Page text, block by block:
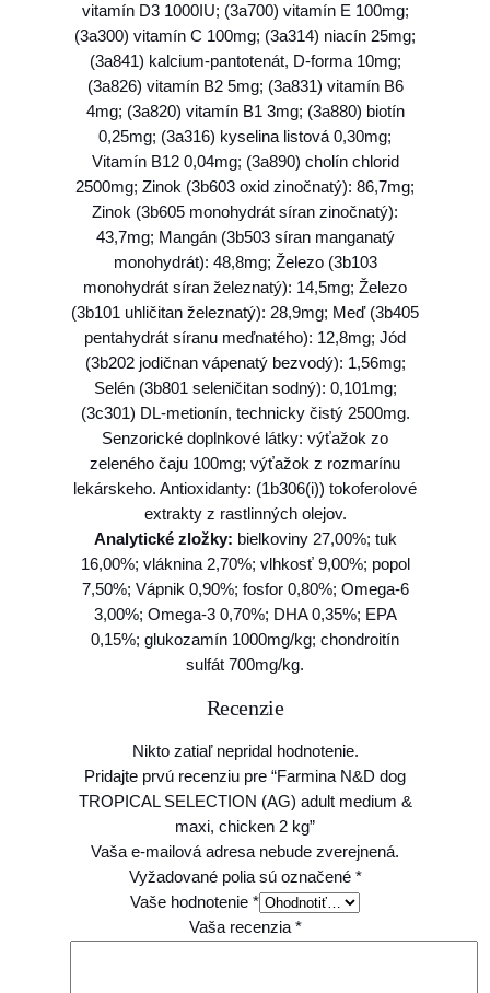
C
A
L
S
E
L
E
C
T
I
O
N
(
A
G
)
a
d
u
l
m
e
d
i
u
a
x
i
c
h
i
k
vitamín D3 1000IU; (3a700) vitamín E 100mg;
(3a300) vitamín C 100mg; (3a314) niacín 25mg;
(3a841) kalcium-pantotenát, D-forma 10mg;
(3a826) vitamín B2 5mg; (3a831) vitamín B6
4mg; (3a820) vitamín B1 3mg; (3a880) biotín
0,25mg; (3a316) kyselina listová 0,30mg;
Vitamín B12 0,04mg; (3a890) cholín chlorid
2500mg; Zinok (3b603 oxid zinočnatý): 86,7mg;
Zinok (3b605 monohydrát síran zinočnatý):
43,7mg; Mangán (3b503 síran manganatý
monohydrát): 48,8mg; Železo (3b103
monohydrát síran železnatý): 14,5mg; Železo
(3b101 uhličitan železnatý): 28,9mg; Meď (3b405
pentahydrát síranu meďnatého): 12,8mg; Jód
(3b202 jodičnan vápenatý bezvodý): 1,56mg;
Selén (3b801 seleničitan sodný): 0,101mg;
(3c301) DL-metionín, technicky čistý 2500mg.
Senzorické doplnkové látky: výťažok zo
zeleného čaju 100mg; výťažok z rozmarínu
lekárskeho. Antioxidanty: (1b306(i)) tokoferolové
extrakty z rastlinných olejov.
Analytické zložky: bielkoviny 27,00%; tuk
16,00%; vláknina 2,70%; vlhkosť 9,00%; popol
7,50%; Vápnik 0,90%; fosfor 0,80%; Omega-6
3,00%; Omega-3 0,70%; DHA 0,35%; EPA
0,15%; glukozamín 1000mg/kg; chondroitín
sulfát 700mg/kg.
Recenzie
Nikto zatiaľ nepridal hodnotenie.
Pridajte prvú recenziu pre “Farmina N&D dog
TROPICAL SELECTION (AG) adult medium &
maxi, chicken 2 kg”
Vaša e-mailová adresa nebude zverejnená.
Vyžadované polia sú označené *
Vaše hodnotenie *
Vaša recenzia *